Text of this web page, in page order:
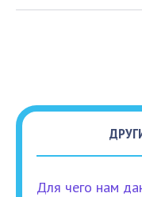
Для чего нам